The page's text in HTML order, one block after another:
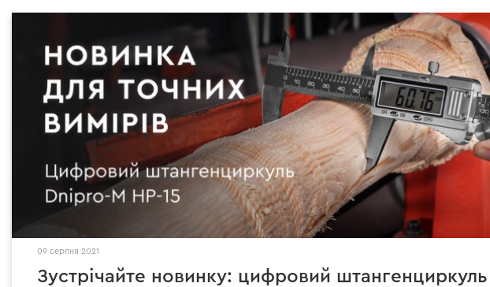
09 серпня 2021
Зустрічайте новинку: цифровий штангенциркуль